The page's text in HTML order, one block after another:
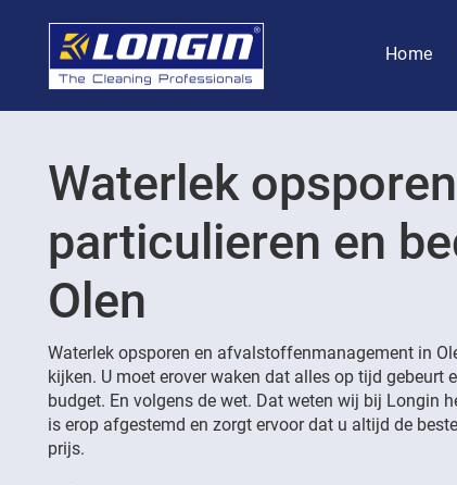
Home
Waterlek
particulieren en
Olen
Waterlek opsporen en afvalstoffenmanagement in
kijken. U moet erover waken dat alles op tijd gebeurt
budget. En volgens de wet. Dat weten wij bij Longin
is erop afgestemd en zorgt ervoor dat u altijd de
prijs.